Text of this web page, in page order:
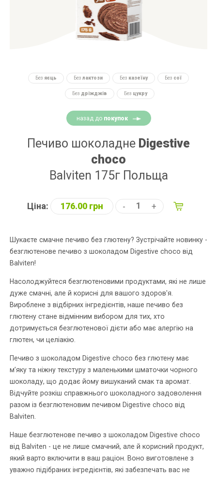
Без яєць Без лактози Без казеїну Без сої
Без дріжджів Без цукру
назад до покупок
Печиво шоколадне Digestive
choco
Balviten 175г Польща
Ціна: 176.00 грн - +
Шукаєте смачне печиво без глютену? Зустрічайте новинку -
безглютенове печиво з шоколадом Digestive choco від
Balviten!
Насолоджуйтеся безглютеновими продуктами, які не лише
дуже смачні, але й корисні для вашого здоров'я.
Вироблене з відбірних інгредієнтів, наше печиво без
глютену стане відмінним вибором для тих, хто
дотримується безглютенової дієти або має алергію на
глютен, чи целіакію.
Печиво з шоколадом Digestive choco без глютену має
м’яку та ніжну текстуру з маленькими шматочки чорного
шоколаду, що додає йому вишуканий смак та аромат.
Відчуйте розкіш справжнього шоколадного задоволення
разом із безглютеновим печивом Digestive choco від
Balviten.
Наше безглютенове печиво з шоколадом Digestive choco
від Balviten - це не лише смачний, але й корисний продукт,
який варто включити в ваш раціон. Воно виготовлене з
уважно підібраних інгредієнтів, які забезпечать вас не